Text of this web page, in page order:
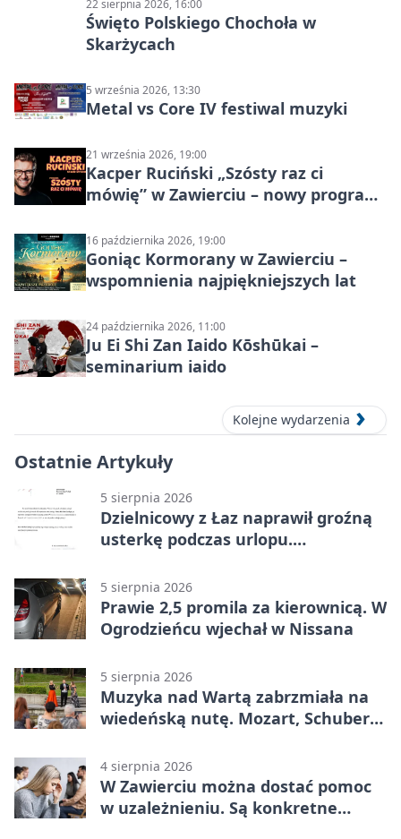
22 sierpnia 2026, 16:00
Święto Polskiego Chochoła w
Skarżycach
5 września 2026, 13:30
Metal vs Core IV festiwal muzyki
21 września 2026, 19:00
Kacper Ruciński „Szósty raz ci
mówię” w Zawierciu – nowy program
16 października 2026, 19:00
Goniąc Kormorany w Zawierciu –
wspomnienia najpiękniejszych lat
24 października 2026, 11:00
Ju Ei Shi Zan Iaido Kōshūkai –
seminarium iaido
Kolejne wydarzenia
Ostatnie Artykuły
5 sierpnia 2026
Dzielnicowy z Łaz naprawił groźną
usterkę podczas urlopu.
5 sierpnia 2026
Prawie 2,5 promila za kierownicą. W
Ogrodzieńcu wjechał w Nissana
5 sierpnia 2026
Muzyka nad Wartą zabrzmiała na
wiedeńską nutę. Mozart, Schubert i
4 sierpnia 2026
W Zawierciu można dostać pomoc
w uzależnieniu. Są konkretne